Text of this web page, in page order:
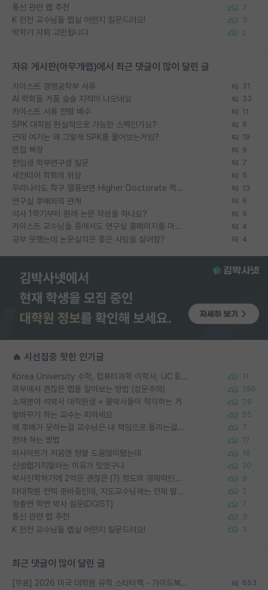
통신 관련 랩 추천 3
K 전전 교수님들 랩실 어떤지 질문드려요! 3
막학기 자퇴 고민됩니다 2
자유 게시판(아무개랩)에서 최근 댓글이 많이 달린 글
카이스트 경영공학부 서류 31
AI 학회들 거품 슬슬 지적이 나오네요 33
카이스트 서류 전형 배수 11
SPK 대학원 현실적으로 가능한 스펙인가요? 6
근데 여기는 왜 그렇게 SPK를 물어보는거임? 19
면접 복장 9
편입생 학부연구생 질문 7
세컨티어 학회의 위상 6
우리나라도 학구 열풍보면 Higher Doctorate 학위가 필요하다고 봅니다. 13
연구실 후배와의 관계 6
석사 1학기부터 원래 논문 작성을 하나요? 9
카이스트 교수님들 중에서도 연구실 홈페이지를 마련 안 하신 분들이 계시던데 4
공부 못했는데 논문실적은 좋은 사람을 싫어함? 4
🔥 시선집중 핫한 인기글
Korea University 수학, 컴퓨터과학 이학사, UC Berkeley 산업공학 대학원 공학박사가 되는 것은 쉽지 않겠죠? 11
외부에서 괜찮은 랩을 알아보는 방법 (장문주의) 280
소재분야 석박사 대학원생 + 물박사들이 착각하는 거 79
말바꾸기 하는 교수는 피하세요 55
왜 후배가 못하는걸 교수님은 내 책임으로 돌리는걸까요? 7
편애 하는 방법 17
이사이트가 처음엔 정말 도움많이됐는데 16
신생랩가지말라는 이유가 있었구나 20
박사진학하기에 2억은 괜찮은 (?) 정도의 경제력인가요 9
타대학원 컨텍 준비중인데, 지도교수님께는 언제 말씀드려야 할까요? 2
정출연 학연 박사 질문(DGIST) 2
통신 관련 랩 추천 3
K 전전 교수님들 랩실 어떤지 질문드려요! 3
최근 댓글이 많이 달린 글
[무료] 2026 미국 대학원 유학 스타터팩 - 가이드북 & 합격자 컨택메일 템플릿 653